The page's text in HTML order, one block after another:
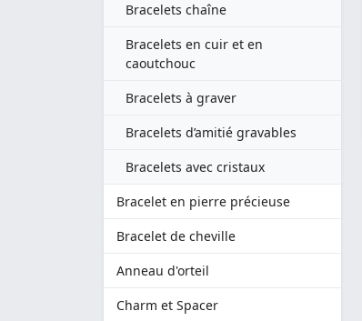
Bracelets chaîne
Bracelets en cuir et en
caoutchouc
Bracelets à graver
Bracelets d’amitié gravables
Bracelets avec cristaux
Bracelet en pierre précieuse
Bracelet de cheville
Anneau d'orteil
Charm et Spacer